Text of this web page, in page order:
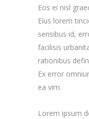
Eos ei nisl
Eius lorem
sensibus id,
facilisis
rationibus
Ex error
ea vim.
Lorem ipsum